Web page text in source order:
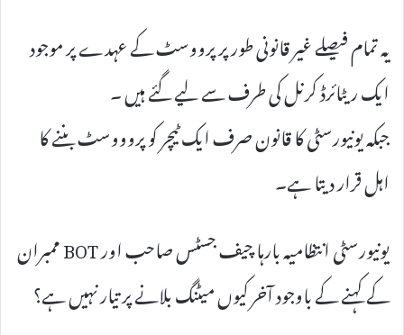
یہ تمام فیصلے غیر قانونی طور پر پرووسٹ کے عہدے پر موجود
ایک ریٹائرڈ کرنل کی طرف سے لیے گئے ہیں ۔
جبکہ یونیورسٹی کا قانون صرف ایک ٹیچر کو پروووسٹ بننے کا
اہل قرار دیتا ہے۔
یونیورسٹی انتظامیہ بارہا چیف جسٹس صاحب اور BOT ممبران
کے کہنے کے باوجود آخر کیوں میٹنگ بلانے پر تیار نہیں ہے؟